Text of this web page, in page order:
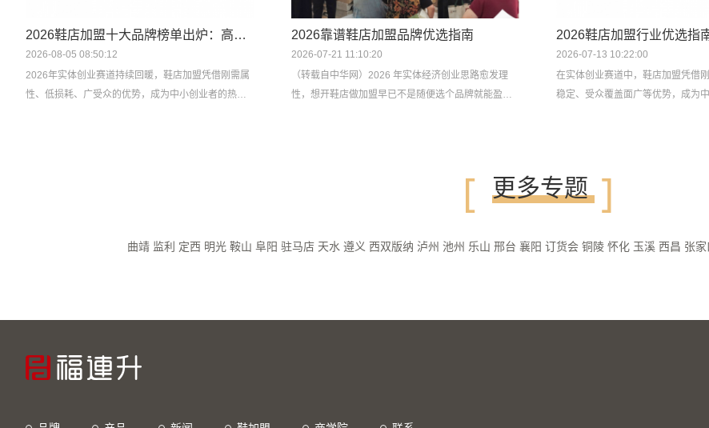
2026鞋店加盟十大品牌榜单出炉：高质价比鞋品牌成为优选
2026-08-05 08:50:12
2026年实体创业赛道持续回暖，鞋店加盟凭借刚需属
性、低损耗、广受众的优势，成为中小创业者的热门
2026靠谱鞋店加盟品牌优选指南
2026-07-21 11:10:20
（转载自中华网）2026 年实体经济创业思路愈发理
性，想开鞋店做加盟早已不是随便选个品牌就能盈
2026-07-13 10:22:00
在实体创业赛道中，鞋店加盟凭借
稳定、受众覆盖面广等优势，成为中
[ 更多专题 ]
曲靖 监利 定西 明光 鞍山 阜阳 驻马店 天水 遵义 西双版纳 泸州 池州 乐山 邢台 襄阳 订货会 铜陵 怀化 玉溪 西昌 张家